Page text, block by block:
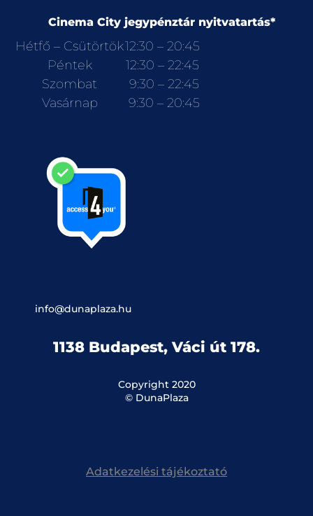
Cinema City jegypénztár nyitvatartás*
Hétfő – Csütörtök12:30 – 20:45
Péntek
12:30 – 22:45
Szombat
9:30 – 22:45
Vasárnap
9:30 – 20:45
info@dunaplaza.hu
1138 Budapest, Váci út 178.
Copyright 2020
© DunaPlaza
Adatkezelési tájékoztató